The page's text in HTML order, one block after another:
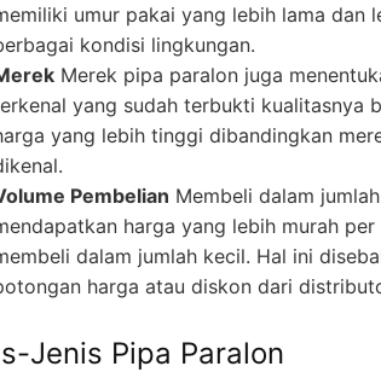
umur pakai yang lebih lama dan
kondisi lingkungan.
Merek pipa paralon juga
yang sudah terbukti kualitasnya
yang lebih tinggi dibandingkan
Pembelian Membeli dalam
harga yang lebih murah
dalam jumlah kecil. Hal ini
harga atau diskon dari
Jenis Pipa Paralon